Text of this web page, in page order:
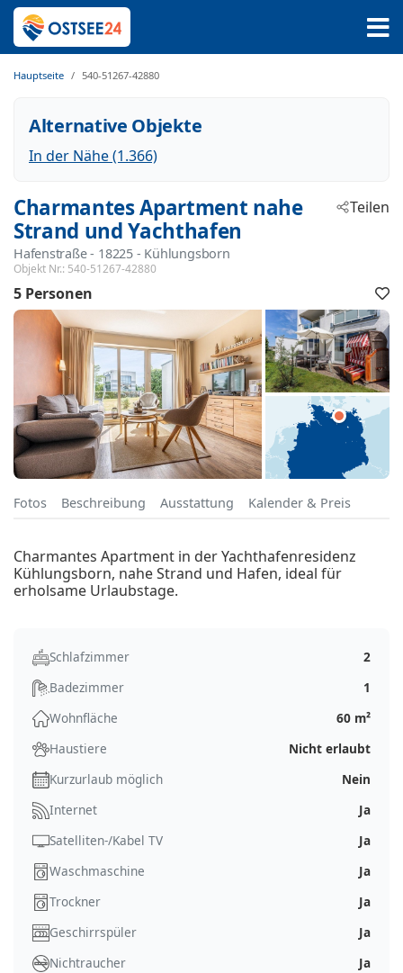
Hauptseite 540-51267-42880
Alternative Objekte
In der Nähe (1.366)
Charmantes Apartment nahe
Strand und Yachthafen
Hafenstraße - 18225 - Kühlungsborn
Objekt Nr.: 540-51267-42880
Teilen
5 Personen
Fotos Beschreibung Ausstattung Kalender & Preis
Charmantes Apartment in der Yachthafenresidenz
Kühlungsborn, nahe Strand und Hafen, ideal für
erholsame Urlaubstage.
Schlafzimmer
2
Badezimmer
1
Wohnfläche
60 m²
Haustiere
Nicht erlaubt
Kurzurlaub möglich
Nein
Internet
Ja
Satelliten-/Kabel TV
Ja
Waschmaschine
Ja
Trockner
Ja
Geschirrspüler
Ja
Nichtraucher
Ja